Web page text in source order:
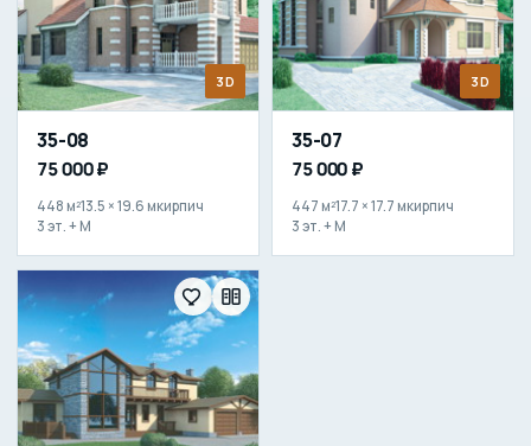
3D
35-08
75 000 ₽
448 м²13.5 × 19.6 мкирпич
3 эт. + М
3D
35-07
75 000 ₽
447 м²17.7 × 17.7 мкирпич
3 эт. + М